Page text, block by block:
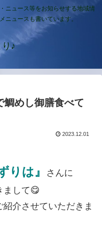
ニュース等をお知らせする地域情
ニュースも書いています。
♪
鯛めし御膳食べて
2023.12.01
りは』
さんに
まして😋
介させていただきま